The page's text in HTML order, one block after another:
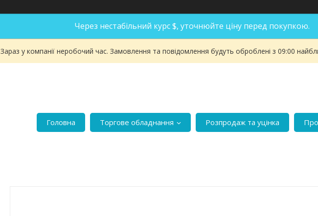
Через нестабільний курс $, уточнюйте ціну перед покупкою.
Зараз у компанії неробочий час. Замовлення та повідомлення будуть оброблені з 09:00
Головна Торгове обладнання Розпродаж та уцінка